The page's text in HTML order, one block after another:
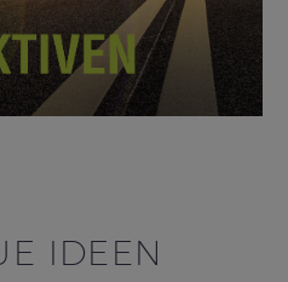
IDEEN